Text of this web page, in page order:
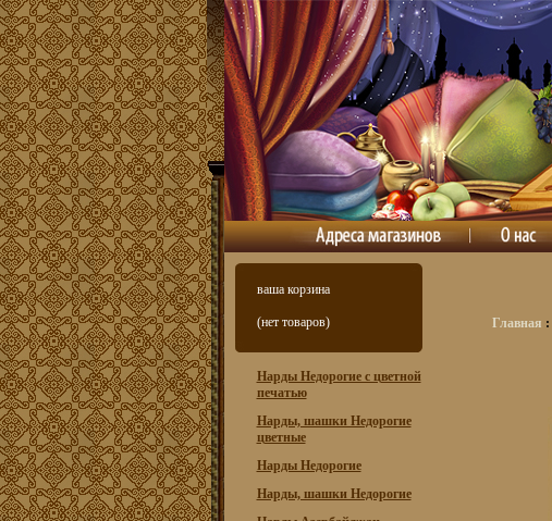
ваша корзина
(нет товаров)
Нарды Недорогие с цветной
печатью
Нарды, шашки Недорогие
цветные
Нарды Недорогие
Нарды, шашки Недорогие
Главная :